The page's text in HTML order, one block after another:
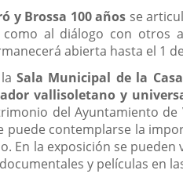
y Brossa 100 años se
como al diálogo con otros
abierta hasta el 1
laSala Municipal de la
vallisoletano y
del Ayuntamiento de
puede contemplarse la
En la exposición se
y películas en